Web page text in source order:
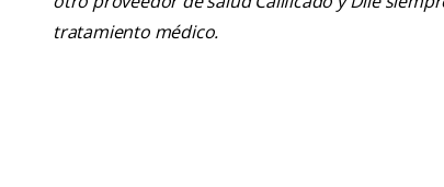
tratamiento médico.